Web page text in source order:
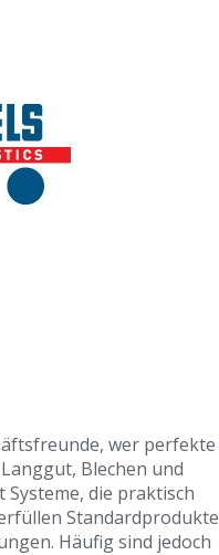
wer perfekte
Blechen und
die praktisch
Standardprodukte
Häufig sind jedoch